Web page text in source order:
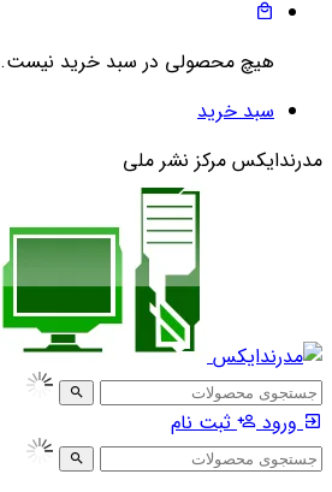
هیچ محصولی در سبد خرید نیست.
سبد خرید
مدرندایکس مرکز نشر ملی
ورود ثبت نام